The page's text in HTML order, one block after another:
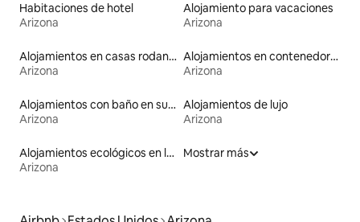
Habitaciones de hotel
Arizona
Alojamiento para vacaciones
Arizona
Alojamientos en casas rodantes
Arizona
Alojamientos en contenedores
Arizona
Alojamientos con baño en suite
Arizona
Alojamientos de lujo
Arizona
Alojamientos ecológicos en la naturaleza
Arizona
Mostrar más